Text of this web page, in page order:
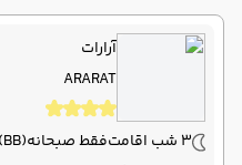
آرارات
ARARAT
3 شب اقامت فقط صبحانه(BB)